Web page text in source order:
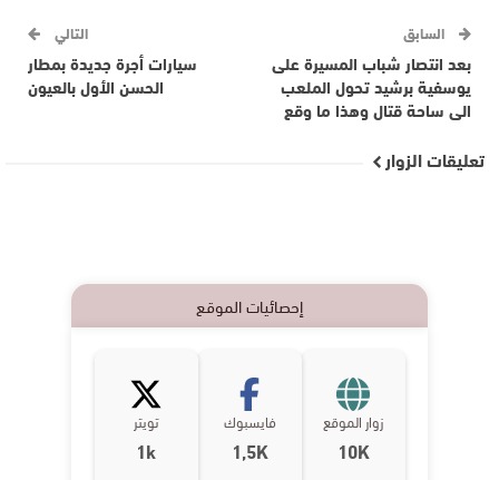
السابق
بعد انتصار شباب المسيرة على
يوسفية برشيد تحول الملعب
الى ساحة قتال وهذا ما وقع
التالي
سيارات أجرة جديدة بمطار
الحسن الأول بالعيون
تعليقات الزوار
إحصائيات الموقع
زوار الموقع
10K
فايسبوك
1,5K
تويتر
1k